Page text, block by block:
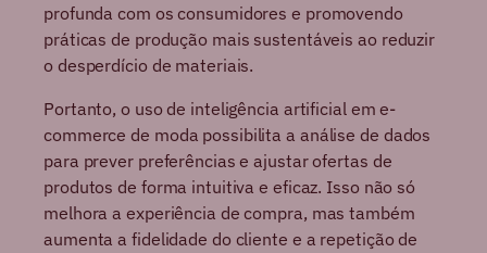
profunda com os consumidores e promovendo
práticas de produção mais sustentáveis ao reduzir
o desperdício de materiais.
Portanto, o uso de inteligência artificial em e-
commerce de moda possibilita a análise de dados
para prever preferências e ajustar ofertas de
produtos de forma intuitiva e eficaz. Isso não só
melhora a experiência de compra, mas também
aumenta a fidelidade do cliente e a repetição de